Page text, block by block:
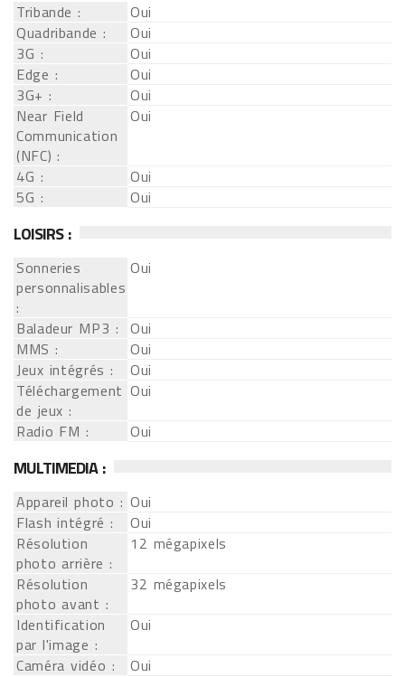
Tribande :
Oui
Quadribande :
Oui
3G :
Oui
Edge :
Oui
3G+ :
Oui
Near Field
Communication
(NFC) :
Oui
4G :
Oui
5G :
Oui
LOISIRS :
Sonneries
personnalisables
:
Oui
Baladeur MP3 : Oui
MMS :
Oui
Jeux intégrés :
Oui
Téléchargement
de jeux :
Oui
Radio FM :
Oui
MULTIMEDIA :
Appareil photo : Oui
Flash intégré :
Oui
Résolution
photo arrière :
12 mégapixels
Résolution
photo avant :
32 mégapixels
Identification
par l'image :
Oui
Caméra vidéo :
Oui